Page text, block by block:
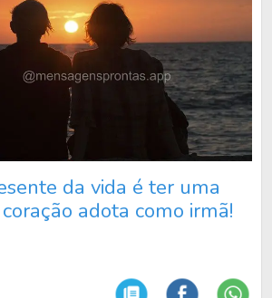
da vida é ter uma
adota como irmã!